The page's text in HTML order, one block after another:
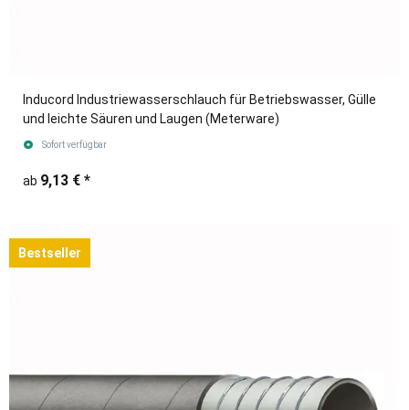
Inducord Industriewasserschlauch für Betriebswasser, Gülle
und leichte Säuren und Laugen (Meterware)
Sofort verfügbar
ab 9,13 € *
Bestseller